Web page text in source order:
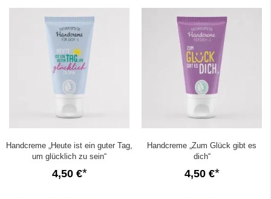
Handcreme „Heute ist ein guter Tag,
um glücklich zu sein“
4,50 €
Handcreme „Zum Glück gibt es
dich“
4,50 €